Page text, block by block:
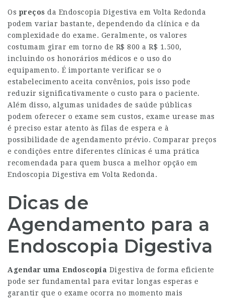
Os preços da Endoscopia Digestiva em Volta Redonda
podem variar bastante, dependendo da clínica e da
complexidade do exame. Geralmente, os valores
costumam girar em torno de R$ 800 a R$ 1.500,
incluindo os honorários médicos e o uso do
equipamento. É importante verificar se o
estabelecimento aceita convênios, pois isso pode
reduzir significativamente o custo para o paciente.
Além disso, algumas unidades de saúde públicas
podem oferecer o exame sem custos, exame urease mas
é preciso estar atento às filas de espera e à
possibilidade de agendamento prévio. Comparar preços
e condições entre diferentes clínicas é uma prática
recomendada para quem busca a melhor opção em
Endoscopia Digestiva em Volta Redonda.
Dicas de
Agendamento para a
Endoscopia Digestiva
Agendar uma Endoscopia Digestiva de forma eficiente
pode ser fundamental para evitar longas esperas e
garantir que o exame ocorra no momento mais